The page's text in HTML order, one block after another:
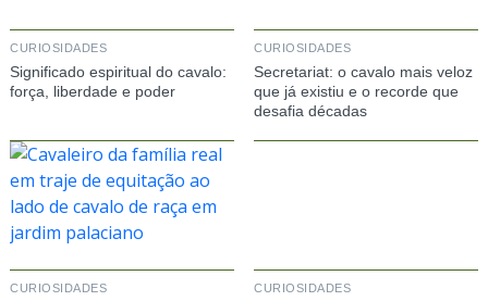
CURIOSIDADES
Significado espiritual do cavalo:
força, liberdade e poder
CURIOSIDADES
Secretariat: o cavalo mais veloz
que já existiu e o recorde que
desafia décadas
CURIOSIDADES CURIOSIDADES